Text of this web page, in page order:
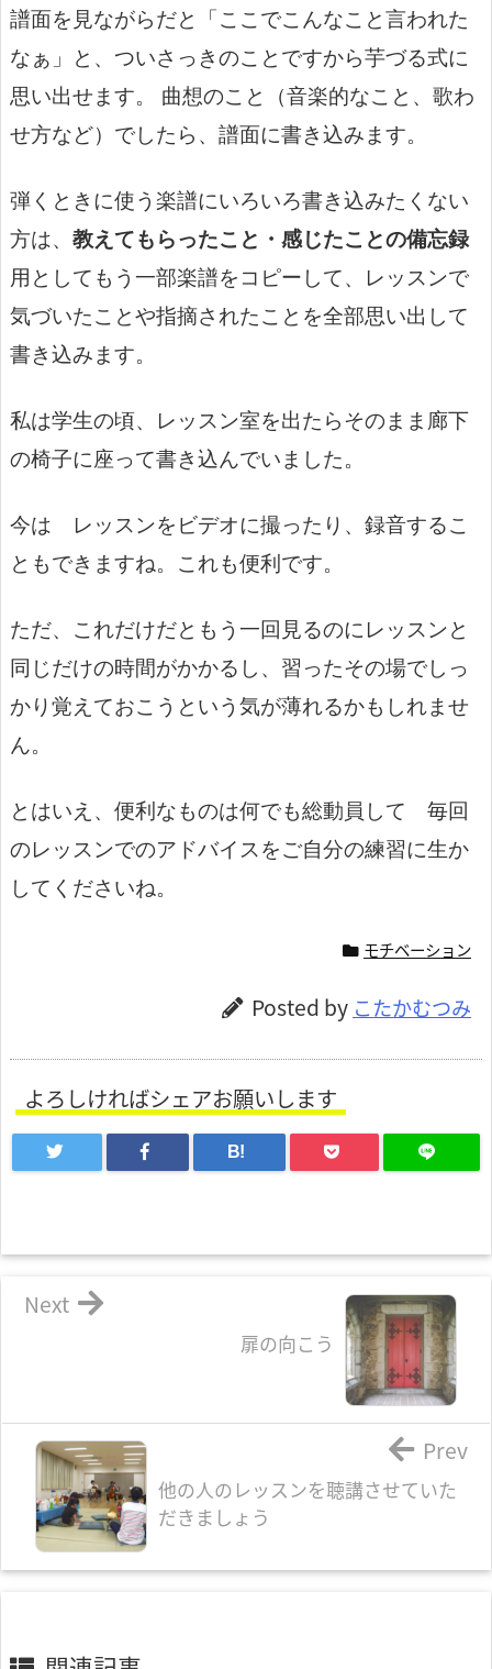
譜面を見ながらだと「ここでこんなこと言われた
なぁ」と、ついさっきのことですから芋づる式に
思い出せます。 曲想のこと（音楽的なこと、歌わ
せ方など）でしたら、譜面に書き込みます。
弾くときに使う楽譜にいろいろ書き込みたくない
方は、 教えてもらったこと・感じたことの備忘録
用としてもう一部楽譜をコピーして、レッスンで
気づいたことや指摘されたことを全部思い出して
書き込みます。
私は学生の頃、レッスン室を出たらそのまま廊下
の椅子に座って書き込んでいました。
今は レッスンをビデオに撮ったり、録音するこ
ともできますね。これも便利です。
ただ、これだけだともう一回見るのにレッスンと
同じだけの時間がかかるし、習ったその場でしっ
かり覚えておこうという気が薄れるかもしれませ
ん。
とはいえ、便利なものは何でも総動員して 毎回
のレッスンでのアドバイスをご自分の練習に生か
してくださいね。
モチベーション
Posted by こたかむつみ
よろしければシェアお願いします
B!
扉の向こう
Next
他の人のレッスンを聴講させていた
だきましょう
Prev